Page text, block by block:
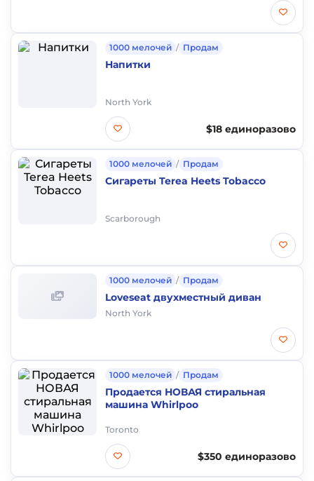
1000 мелочей / Продам
Напитки
North York
$18 единоразово
1000 мелочей / Продам
Сигареты Terea Heets Tobacco
Scarborough
1000 мелочей / Продам
Loveseat двухместный диван
North York
1000 мелочей / Продам
Продается НОВАЯ стиральная
машина Whirlpoo
Toronto
$350 единоразово